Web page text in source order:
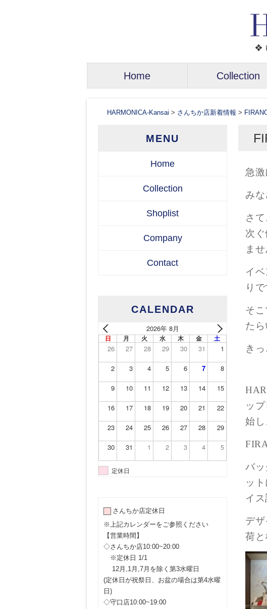
❖
メインメニュー
Home Collection
HARMONICA-Kansai > さんちか店新着情報 >
急
みな
さ
次
ませ
イ
り
そこ
たら
き
ッ
始し
バ
ッ
イ
デ
荷と
MENU
Home
Collection
Shoplist
Company
Contact
CALENDAR
2026年 8月
日 月 火 水 木 金 土
26 27 28 29 30 31 1
2 3 4 5 6 7 8
9 10 11 12 13 14 15
16 17 18 19 20 21 22
23 24 25 26 27 28 29
30 31 1 2 3 4 5
定休日
さんちか店定休日
※上記カレンダーをご参照ください
【営業時間】
◇さんちか店10:00~20:00
※定休日 1/1
12月,1月,7月を除く第3水曜日
(定休日が祝祭日、お盆の場合は第4水曜
日)
◇守口店10:00~19:00